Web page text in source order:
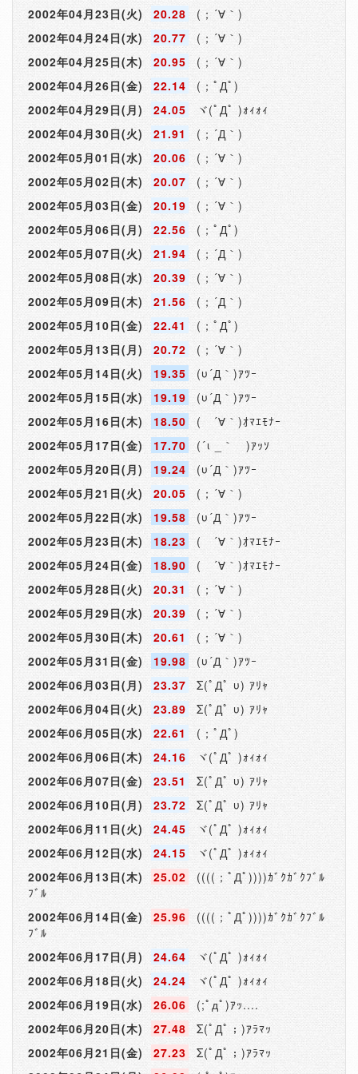
2002年04月23日(火) 20.28
(；´∀｀)
2002年04月24日(水)
20.77
(；´∀｀)
2002年04月25日(木)
20.95
(；´∀｀)
2002年04月26日(金)
22.14
(；ﾟДﾟ)
2002年04月29日(月)
24.05
ヾ(ﾟДﾟ )ｫｨｫｨ
2002年04月30日(火)
21.91
(；´Д｀)
2002年05月01日(水)
20.06
(；´∀｀)
2002年05月02日(木)
20.07
(；´∀｀)
2002年05月03日(金)
20.19
(；´∀｀)
2002年05月06日(月)
22.56
(；ﾟДﾟ)
2002年05月07日(火)
21.94
(；´Д｀)
2002年05月08日(水)
20.39
(；´∀｀)
2002年05月09日(木)
21.56
(；´Д｀)
2002年05月10日(金)
22.41
(；ﾟДﾟ)
2002年05月13日(月)
20.72
(；´∀｀)
2002年05月14日(火)
19.35
(υ´Д｀)ｱﾂｰ
2002年05月15日(水)
19.19
(υ´Д｀)ｱﾂｰ
2002年05月16日(木)
18.50
( ´∀｀)ｵﾏｴﾓﾅｰ
2002年05月17日(金)
17.70
(´ι _｀ )ｱｯｿ
2002年05月20日(月)
19.24
(υ´Д｀)ｱﾂｰ
2002年05月21日(火)
20.05
(；´∀｀)
2002年05月22日(水)
19.58
(υ´Д｀)ｱﾂｰ
2002年05月23日(木)
18.23
( ´∀｀)ｵﾏｴﾓﾅｰ
2002年05月24日(金)
18.90
( ´∀｀)ｵﾏｴﾓﾅｰ
2002年05月28日(火)
20.31
(；´∀｀)
2002年05月29日(水)
20.39
(；´∀｀)
2002年05月30日(木)
20.61
(；´∀｀)
2002年05月31日(金)
19.98
(υ´Д｀)ｱﾂｰ
2002年06月03日(月)
23.37
Σ(ﾟДﾟ υ) ｱﾘｬ
2002年06月04日(火)
23.89
Σ(ﾟДﾟ υ) ｱﾘｬ
2002年06月05日(水)
22.61
(；ﾟДﾟ)
2002年06月06日(木)
24.16
ヾ(ﾟДﾟ )ｫｨｫｨ
2002年06月07日(金)
23.51
Σ(ﾟДﾟ υ) ｱﾘｬ
2002年06月10日(月)
23.72
Σ(ﾟДﾟ υ) ｱﾘｬ
2002年06月11日(火)
24.45
ヾ(ﾟДﾟ )ｫｨｫｨ
2002年06月12日(水)
24.15
ヾ(ﾟДﾟ )ｫｨｫｨ
2002年06月13日(木)
25.02
((((；ﾟДﾟ))))ｶﾞｸｶﾞｸﾌﾞﾙ
ﾌﾞﾙ
2002年06月14日(金)
25.96
((((；ﾟДﾟ))))ｶﾞｸｶﾞｸﾌﾞﾙ
ﾌﾞﾙ
2002年06月17日(月)
24.64
ヾ(ﾟДﾟ )ｫｨｫｨ
2002年06月18日(火)
24.24
ヾ(ﾟДﾟ )ｫｨｫｨ
2002年06月19日(水)
26.06
(;ﾟдﾟ)ｱｯ....
2002年06月20日(木)
27.48
Σ(ﾟДﾟ；)ｱﾗﾏｯ
2002年06月21日(金)
27.23
Σ(ﾟДﾟ；)ｱﾗﾏｯ